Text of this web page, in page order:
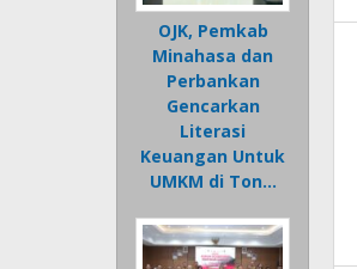
OJK, Pemkab
Minahasa dan
Perbankan
Gencarkan
Literasi
Keuangan Untuk
UMKM di Ton…